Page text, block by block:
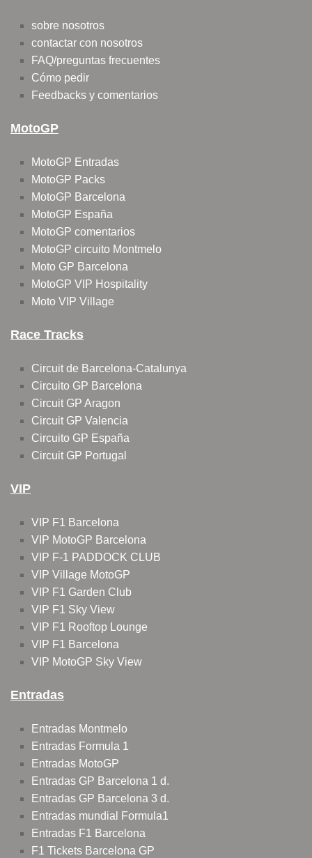
sobre nosotros
contactar con nosotros
FAQ/preguntas frecuentes
Cómo pedir
Feedbacks y comentarios
MotoGP
MotoGP Entradas
MotoGP Packs
MotoGP Barcelona
MotoGP España
MotoGP comentarios
MotoGP circuito Montmelo
Moto GP Barcelona
MotoGP VIP Hospitality
Moto VIP Village
Race Tracks
Circuit de Barcelona-Catalunya
Circuito GP Barcelona
Circuit GP Aragon
Circuit GP Valencia
Circuito GP España
Circuit GP Portugal
VIP
VIP F1 Barcelona
VIP MotoGP Barcelona
VIP F-1 PADDOCK CLUB
VIP Village MotoGP
VIP F1 Garden Club
VIP F1 Sky View
VIP F1 Rooftop Lounge
VIP F1 Barcelona
VIP MotoGP Sky View
Entradas
Entradas Montmelo
Entradas Formula 1
Entradas MotoGP
Entradas GP Barcelona 1 d.
Entradas GP Barcelona 3 d.
Entradas mundial Formula1
Entradas F1 Barcelona
F1 Tickets Barcelona GP